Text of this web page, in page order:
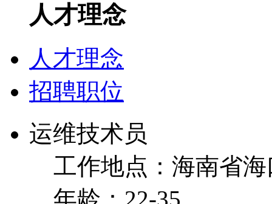
人才理念
人才理念
招聘职位
运维技术员
工作地点：海南省